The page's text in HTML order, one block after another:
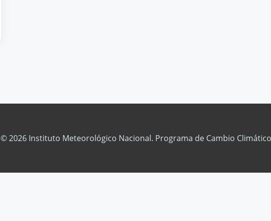
© 2026 Instituto Meteorológico Nacional. Programa de Cambio